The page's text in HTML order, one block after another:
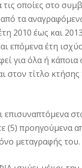
τις οποίες στο
τα
2010 έως και
επόμενα έτη
για όλα ή
στον τίτλο
επισυναπτόμενα
(5)
μεταγραφής του.